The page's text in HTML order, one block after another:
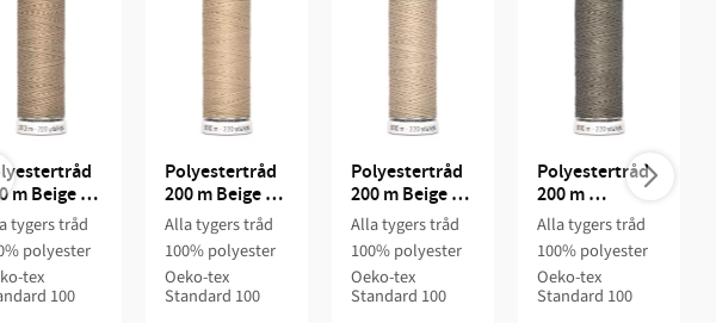
m Beige /
tygers tråd
polyester
tex
100
Polyestertråd
200 m Beige /
186
Alla tygers tråd
100% polyester
Oeko-tex
Standard 100
Polyestertråd
200 m Beige /
198
Alla tygers tråd
100% polyester
Oeko-tex
Standard 100
Polyestertråd
200 m
Beigegrå / 241
Alla tygers tråd
100% polyester
Oeko-tex
Standard 100